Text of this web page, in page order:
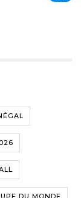
DU MONDE